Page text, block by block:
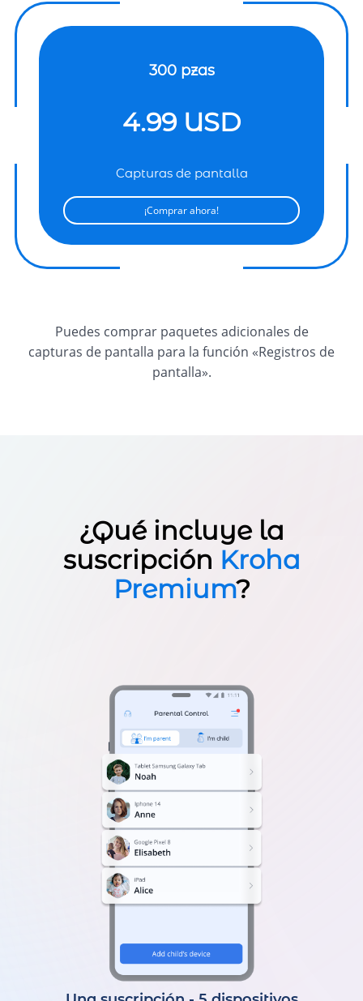
300 pzas
4.99 USD
Capturas de pantalla
¡Comprar ahora!
Puedes comprar paquetes adicionales de
capturas de pantalla para la función «Registros de
pantalla».
¿Qué incluye la
suscripción Kroha
Premium?